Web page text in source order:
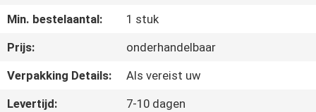
OVER
ONS
FABRIEKSTOCHT
Min. bestelaantal:
1 stuk
Prijs:
onderhandelbaar
Verpakking Details:
Als vereist uw
Levertijd:
7-10 dagen